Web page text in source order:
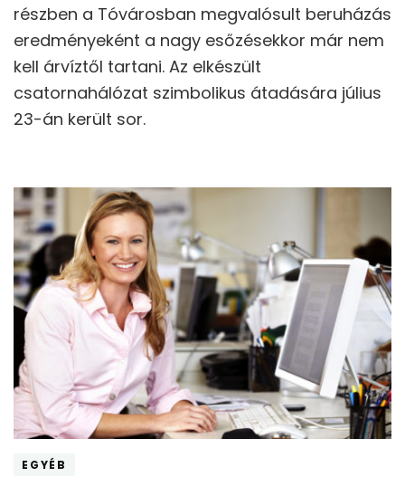
részben a Tóvárosban megvalósult beruházás
eredményeként a nagy esőzésekkor már nem
kell árvíztől tartani. Az elkészült
csatornahálózat szimbolikus átadására július
23-án került sor.
EGYÉB